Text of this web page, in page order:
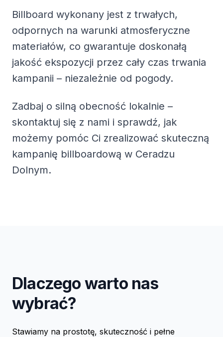
Billboard wykonany jest z trwałych,
odpornych na warunki atmosferyczne
materiałów, co gwarantuje doskonałą
jakość ekspozycji przez cały czas trwania
kampanii – niezależnie od pogody.
Zadbaj o silną obecność lokalnie –
skontaktuj się z nami i sprawdź, jak
możemy pomóc Ci zrealizować skuteczną
kampanię billboardową w Ceradzu
Dolnym.
Dlaczego warto nas
wybrać?
Stawiamy na prostotę, skuteczność i pełne